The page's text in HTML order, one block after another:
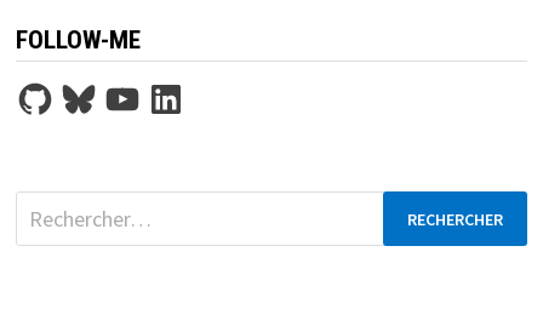
FOLLOW-ME
GitHubBlueskyYouTubeLinkedIn
Rechercher :